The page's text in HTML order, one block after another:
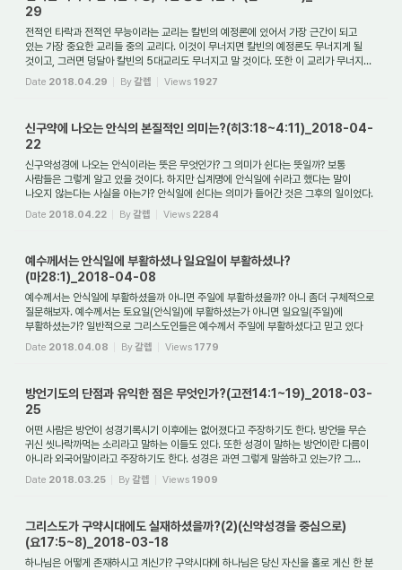
29
전적인 타락과 전적인 무능이라는 교리는 칼빈의 예정론에 있어서 가장 근간이 되고
있는 가장 중요한 교리들 중의 교리다. 이것이 무너지면 칼빈의 예정론도 무너지게 될
것이고, 그러면 덩달아 칼빈의 5대교리도 무너지고 말 것이다. 또한 이 교리가 무너지...
Date 2018.04.29 By갈렙 Views 1927
신구약에 나오는 안식의 본질적인 의미는?(히3:18~4:11)_2018-04-
22
신구약성경에 나오는 안식이라는 뜻은 무엇인가? 그 의미가 쉰다는 뜻일까? 보통
사람들은 그렇게 알고 있을 것이다. 하지만 십계명에 안식일에 쉬라고 했다는 말이
나오지 않는다는 사실을 아는가? 안식일에 쉰다는 의미가 들어간 것은 그후의 일이었다.
원래...
Date 2018.04.22 By갈렙 Views 2284
예수께서는 안식일에 부활하셨나 일요일이 부활하셨나?
(마28:1)_2018-04-08
예수께서는 안식일에 부활하셨을까 아니면 주일에 부활하셨을까? 아니 좀더 구체적으로
질문해보자. 예수께서는 토요일(안식일)에 부활하셨는가 아니면 일요일(주일)에
부활하셨는가? 일반적으로 그리스도인들은 예수께서 주일에 부활하셨다고 믿고 있다
(그것...
Date 2018.04.08 By갈렙 Views 1779
방언기도의 단점과 유익한 점은 무엇인가?(고전14:1~19)_2018-03-
25
어떤 사람은 방언이 성경기록시기 이후에는 없어졌다고 주장하기도 한다. 방언을 무슨
귀신 씻나락까먹는 소리라고 말하는 이들도 있다. 또한 성경이 말하는 방언이란 다름이
아니라 외국어말이라고 주장하기도 한다. 성경은 과연 그렇게 말씀하고 있는가? 그...
Date 2018.03.25 By갈렙 Views 1909
그리스도가 구약시대에도 실재하셨을까?(2)(신약성경을 중심으로)
(요17:5~8)_2018-03-18
하나님은 어떻게 존재하시고 계신가? 구약시대에 하나님은 당신 자신을 홀로 게신 한 분